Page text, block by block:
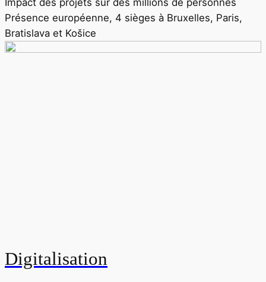
Impact des projets sur des millions de personnes
Présence européenne, 4 sièges à Bruxelles, Paris,
Bratislava et Košice
Digitalisation